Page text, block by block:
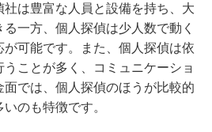
は豊富な人員と設備を持ち、大
一方、個人探偵は少人数で動く
可能です。また、個人探偵は依
ことが多く、コミュニケーショ
では、個人探偵のほうが比較的
のも特徴です。